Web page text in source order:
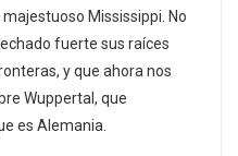
Mississippi. No
fuerte sus raíces
y que ahora nos
Wuppertal, que
es Alemania.